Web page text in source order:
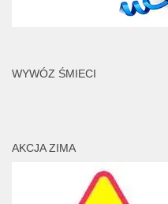
WYWÓZ ŚMIECI
AKCJA ZIMA